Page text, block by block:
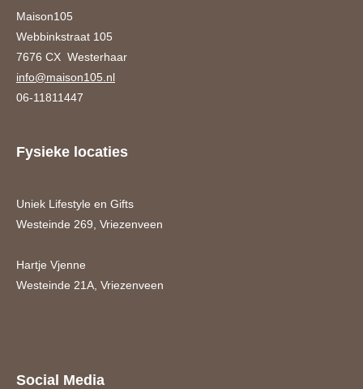
Maison105
Webbinkstraat 105
7676 CX Westerhaar
info@maison105.nl
06-11811447
Fysieke locaties
Uniek Lifestyle en Gifts
Westeinde 269, Vriezenveen
Hartje Vjenne
Westeinde 21A, Vriezenveen
Social Media